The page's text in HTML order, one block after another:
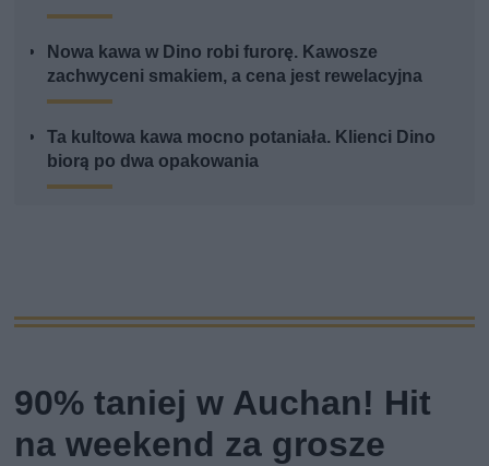
Nowa kawa w Dino robi furorę. Kawosze
zachwyceni smakiem, a cena jest rewelacyjna
Ta kultowa kawa mocno potaniała. Klienci Dino
biorą po dwa opakowania
90% taniej w Auchan! Hit
na weekend za grosze